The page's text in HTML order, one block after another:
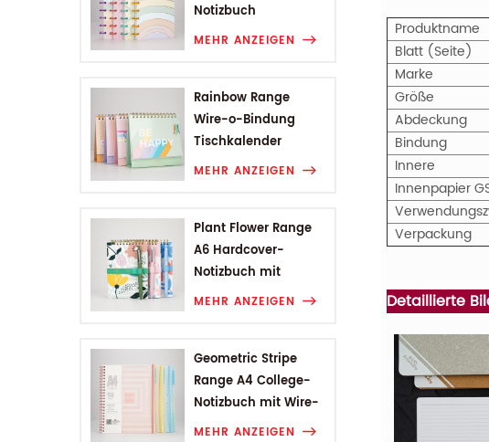
Notizbuch
MEHR ANZEIGEN
Rainbow Range
Wire-o-Bindung
Tischkalender
MEHR ANZEIGEN
Plant Flower Range
A6 Hardcover-
Notizbuch mit
Drahtbindung
MEHR ANZEIGEN
Geometric Stripe
Range A4 College-
Notizbuch mit Wire-
O-Bindung
MEHR ANZEIGEN
Produktname
Blatt (Seite)
Marke
Größe
Abdeckung
Bindung
Innere
Innenpapier
Verpackung
Detaillierte